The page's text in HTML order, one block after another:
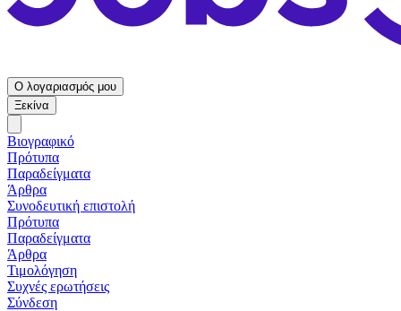
Ο λογαριασμός μου
Ξεκίνα
Βιογραφικό
Πρότυπα
Παραδείγματα
Άρθρα
Συνοδευτική επιστολή
Πρότυπα
Παραδείγματα
Άρθρα
Τιμολόγηση
Συχνές ερωτήσεις
Σύνδεση